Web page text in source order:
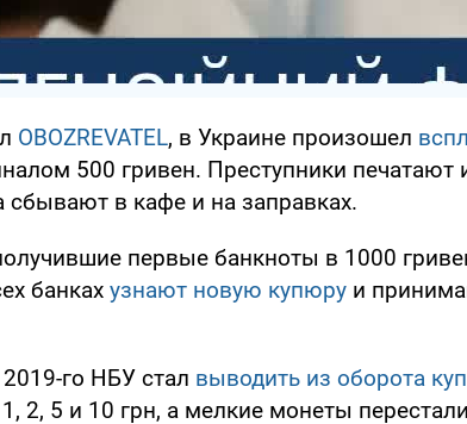
OBOZREVATEL, в Украине произошел
500 гривен. Преступники печатают
сбывают в кафе и на заправках.
первые банкноты в 1000
банках узнают новую купюру и
го НБУ стал выводить из оборота
2, 5 и 10 грн, а мелкие монеты